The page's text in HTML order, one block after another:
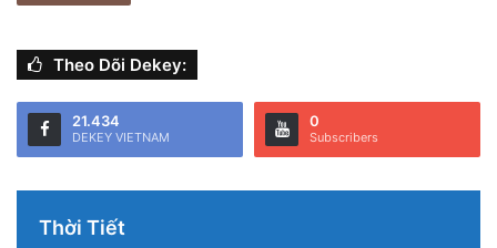
Theo Dõi Dekey:
21.434
DEKEY VIETNAM
0
Subscribers
Thời Tiết